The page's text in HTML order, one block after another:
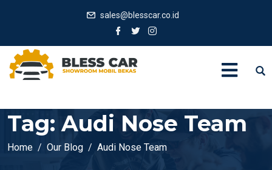
sales@blesscar.co.id
Tag:Audi Nose Team
Home Our Blog Audi Nose Team